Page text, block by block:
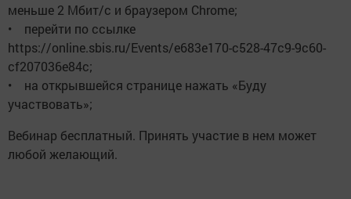
меньше 2 Мбит/с и браузером Chrome;
• перейти по ссылке
https://online.sbis.ru/Events/e683e170-c528-47c9-9c60-
cf207036e84c;
• на открывшейся странице нажать «Буду
участвовать»;
Вебинар бесплатный. Принять участие в нем может
любой желающий.